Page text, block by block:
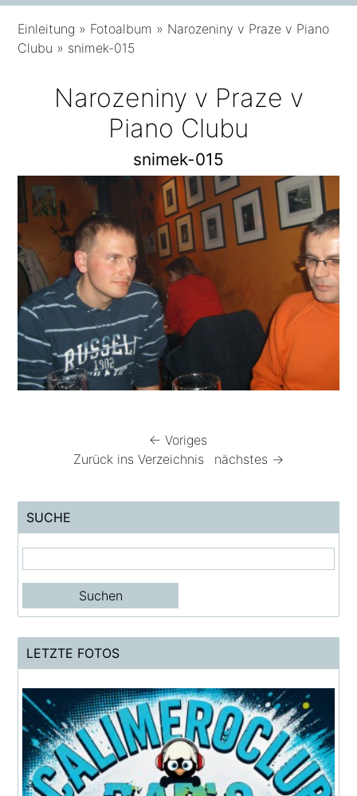
Einleitung » Fotoalbum » Narozeniny v Praze v Piano
Clubu » snimek-015
Narozeniny v Praze v
Piano Clubu
snimek-015
← Voriges
Zurück ins Verzeichnis
nächstes →
SUCHE
LETZTE FOTOS